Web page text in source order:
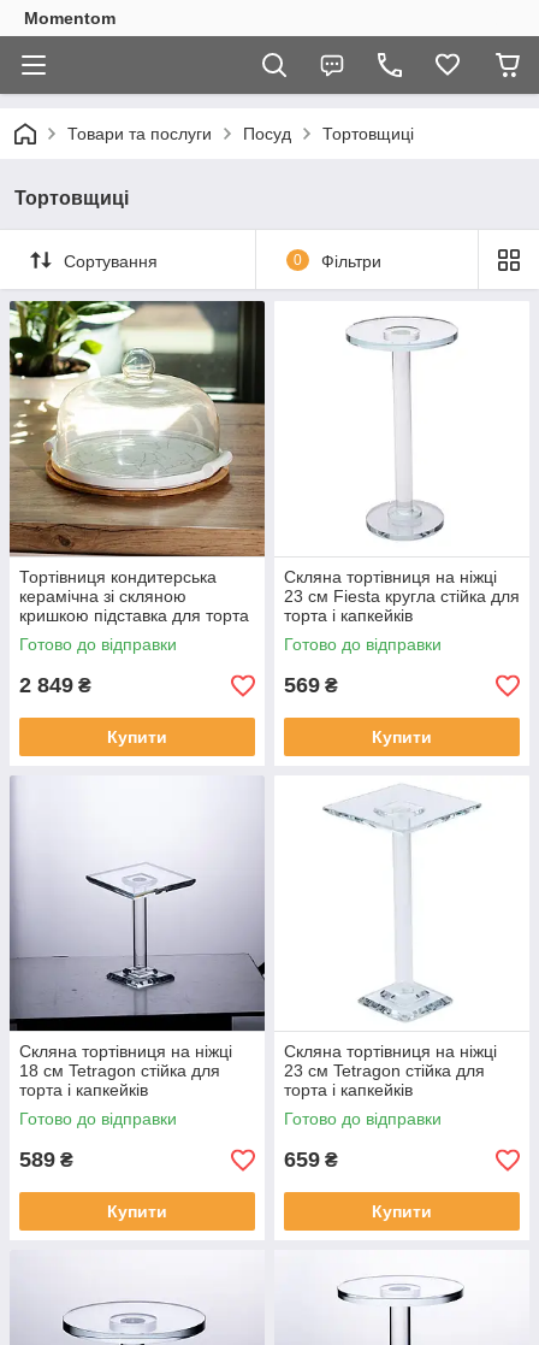
Momentom
Товари та послуги Посуд Тортовщиці
Тортовщиці
Сортування 0 Фільтри
Тортівниця кондитерська
керамічна зі скляною
кришкою підставка для торта
капкейків тістечок Ø 25 см
Готово до відправки
2 849 ₴
Купити
Скляна тортівниця на ніжці
23 см Fiesta кругла стійка для
торта і капкейків
Готово до відправки
569 ₴
Купити
Скляна тортівниця на ніжці
18 см Tetragon стійка для
торта і капкейків
Готово до відправки
589 ₴
Купити
Скляна тортівниця на ніжці
23 см Tetragon стійка для
торта і капкейків
Готово до відправки
659 ₴
Купити